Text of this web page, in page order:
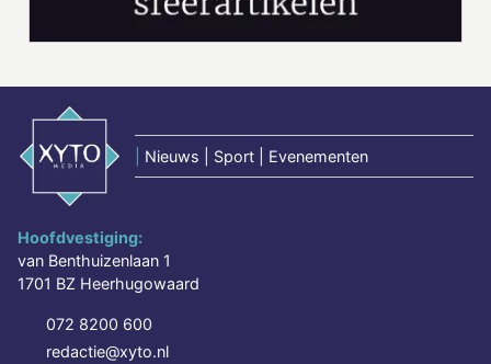
Nieuws | Sport | Evenementen
Hoofdvestiging:
van Benthuizenlaan 1
1701 BZ Heerhugowaard
072 8200 600
redactie@xyto.nl